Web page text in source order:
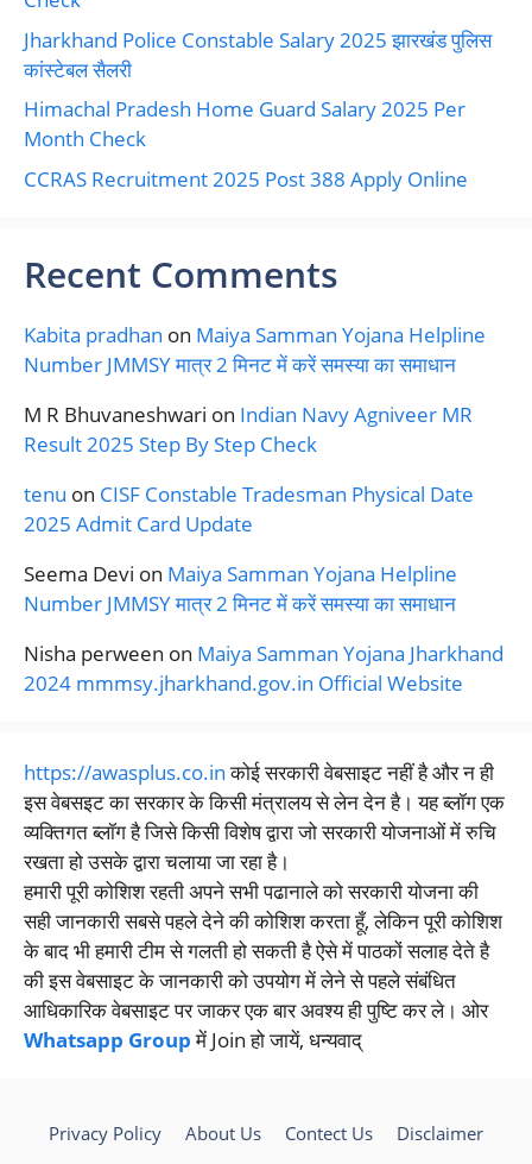
Jharkhand Police Constable Salary 2025 झारखंड पुलिस
कांस्टेबल सैलरी
Himachal Pradesh Home Guard Salary 2025 Per
Month Check
CCRAS Recruitment 2025 Post 388 Apply Online
Recent Comments
Kabita pradhan on Maiya Samman Yojana Helpline
Number JMMSY मात्र 2 मिनट में करें समस्या का समाधान
M R Bhuvaneshwari on Indian Navy Agniveer MR
Result 2025 Step By Step Check
tenu on CISF Constable Tradesman Physical Date
2025 Admit Card Update
Seema Devi on Maiya Samman Yojana Helpline
Number JMMSY मात्र 2 मिनट में करें समस्या का समाधान
Nisha perween on Maiya Samman Yojana Jharkhand
2024 mmmsy.jharkhand.gov.in Official Website
https://awasplus.co.inकोई सरकारी वेबसाइट नहीं है और न ही
इस वेबसइट का सरकार के किसी मंत्रालय से लेन देन है। यह ब्लॉग एक
व्यक्तिगत ब्लॉग है जिसे किसी विशेष द्वारा जो सरकारी योजनाओं में रुचि
रखता हो उसके द्वारा चलाया जा रहा है।
हमारी पूरी कोशिश रहती अपने सभी पढानाले को सरकारी योजना की
सही जानकारी सबसे पहले देने की कोशिश करता हूँ, लेकिन पूरी कोशिश
के बाद भी हमारी टीम से गलती हो सकती है ऐसे में पाठकों सलाह देते है
की इस वेबसाइट के जानकारी को उपयोग में लेने से पहले संबंधित
आधिकारिक वेबसाइट पर जाकर एक बार अवश्य ही पुष्टि कर ले। ओर
Whatsapp Groupमें Join हो जायें, धन्यवाद्
Privacy Policy About Us Contect Us
Disclaimer